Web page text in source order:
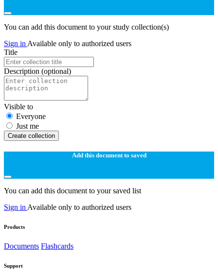
You can add this document to your study collection(s)
Sign in Available only to authorized users
Title
Description (optional)
Visible to
Everyone
Just me
Create collection
Add this document to saved
You can add this document to your saved list
Sign in Available only to authorized users
Products
Documents Flashcards
Support